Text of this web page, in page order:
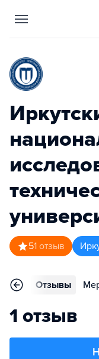
51 отзыв
Отзывы
1 отзыв